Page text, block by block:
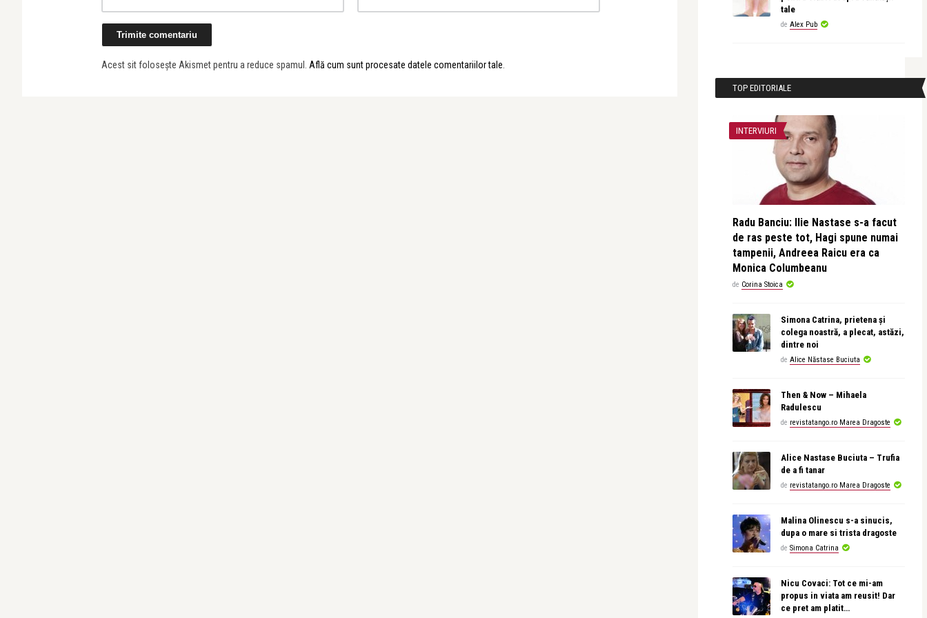
Acest sit folosește Akismet pentru a reduce spamul. Află cum sunt procesate datele comentariilor tale
tale
de Alex Pub
TOP EDITORIALE
INTERVIURI
Radu Banciu: Ilie Nastase s-a facut
de ras peste tot, Hagi spune numai
tampenii, Andreea Raicu era ca
Monica Columbeanu
de Corina Stoica
Simona Catrina, prietena și
colega noastră, a plecat, astăzi,
dintre noi
de Alice Năstase Buciuta
Then & Now – Mihaela
Radulescu
de revistatango.ro Marea Dragoste
Alice Nastase Buciuta – Trufia
de a fi tanar
de revistatango.ro Marea Dragoste
Malina Olinescu s-a sinucis,
dupa o mare si trista dragoste
de Simona Catrina
Nicu Covaci: Tot ce mi-am
propus in viata am reusit! Dar
ce pret am platit…